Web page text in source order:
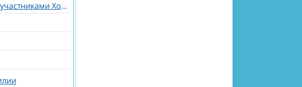
Галина Маковская надеется вернуться Дома 2, считая неадекватными участниками Хорошева, Адеева и Рахимову